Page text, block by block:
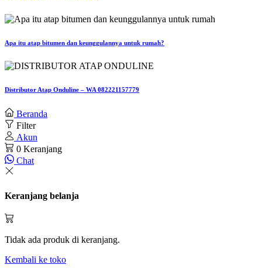
Apa itu atap bitumen dan keunggulannya untuk rumah?
Distributor Atap Onduline – WA 082221157779
Beranda
Filter
Akun
0 Keranjang
Chat
Keranjang belanja
Tidak ada produk di keranjang.
Kembali ke toko